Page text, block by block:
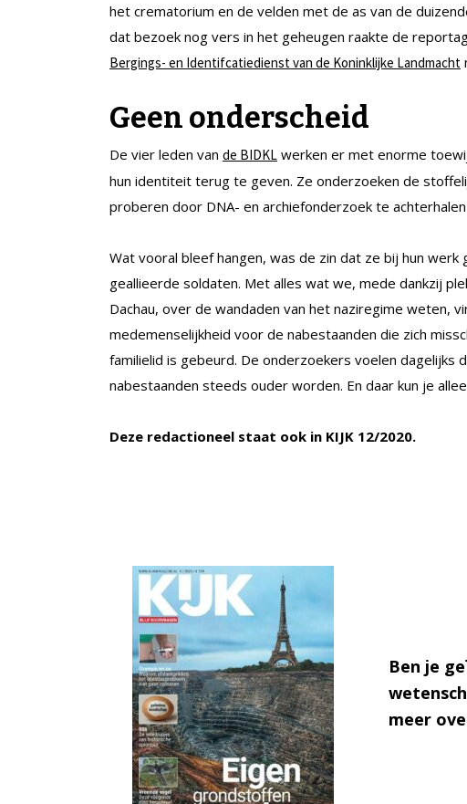
het crematorium en de velden met de as van de
dat bezoek nog vers in het geheugen raakte de
Bergings- en Identifcatiedienst van de Koninklijke Landmacht
Geen onderscheid
De vier leden van de BIDKL werken er met enorme
hun identiteit terug te geven. Ze onderzoeken de
proberen door DNA- en archiefonderzoek te
Wat vooral bleef hangen, was de zin dat ze bij hun werk
geallieerde soldaten. Met alles wat we, mede dankzij
Dachau, over de wandaden van het naziregime weten,
medemenselijkheid voor de nabestaanden die zich
familielid is gebeurd. De onderzoekers voelen dagelijks
nabestaanden steeds ouder worden. En daar kun je
Deze redactioneel staat ook in KIJK 12/2020.
Ben je
meer